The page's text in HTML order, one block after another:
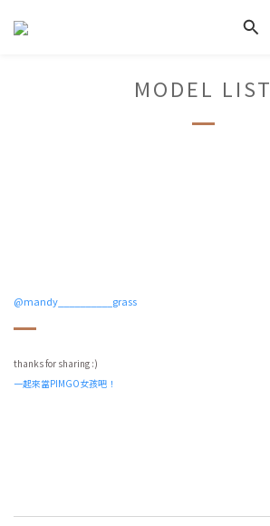
MODEL LIST
@mandy__________grass
thanks for sharing :)
一起來當PIMGO女孩吧！